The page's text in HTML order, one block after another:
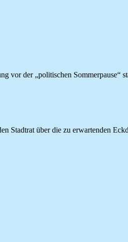
vor der „politischen Sommerpause“
Stadtrat über die zu erwartenden